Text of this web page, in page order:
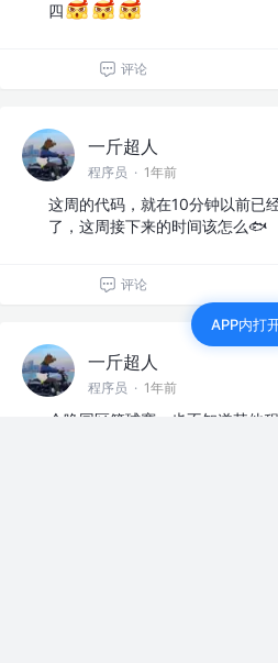
四
评论
一斤超人
程序员 · 1年前
这周的代码，就在10分钟以前已
了，这周接下来的时间该怎么🐟
评论
一斤超人
程序员 · 1年前
今晚园区篮球赛，也不知道其他
APP内打